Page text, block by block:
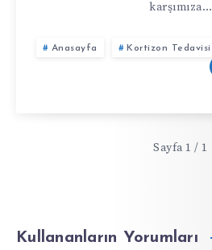
karşımıza…
Anasayfa Kortizon Tedavisi
Sayfa 1 / 1
Kullananların Yorumları